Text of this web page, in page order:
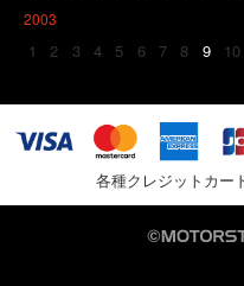
2003
1 2 3 4 5 6 7 8 9 10
各種クレジットカー